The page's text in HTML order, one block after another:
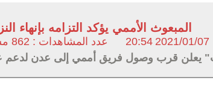
المبعوث الأممي يؤكد التزامه بإنهاء
2021/01/07
20:54 عدد المشاهدات : 862 مشاهده
يعلن قرب وصول فريق أممي إلى عدن لدعم